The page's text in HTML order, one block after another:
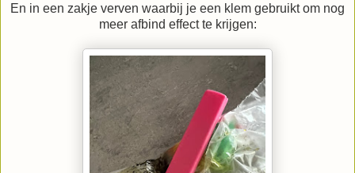
En in een zakje verven waarbij je een klem gebruikt om nog
meer afbind effect te krijgen: